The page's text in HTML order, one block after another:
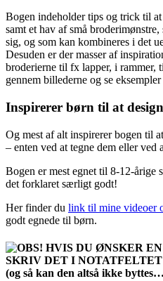
Bogen indeholder tips og trick til
samt et hav af små
sig, og som kan kombineres i det
Desuden er der masser af
broderierne til fx lapper, i
gennem billederne og se
Inspirerer børn til at
Og mest af alt inspirerer bogen til
– enten ved at tegne dem eller ved
Bogen er mest egnet til 8-12-årige
det forklaret særligt godt!
Her finder du link til mine videoer
godt egnede til børn.
HVIS DU ØNSKER
SKRIV DET I
(og så kan den altså ikke